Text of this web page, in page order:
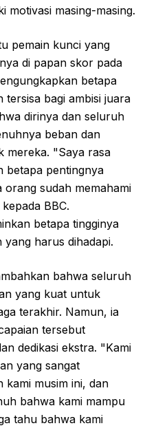
motivasi masing-masing.
pemain kunci yang
di papan skor pada
betapa
bagi ambisi juara
dirinya dan seluruh
beban dan
mereka. "Saya rasa
betapa pentingnya
orang sudah memahami
BBC.
betapa tingginya
yang harus dihadapi.
bahwa seluruh
yang kuat untuk
terakhir. Namun, ia
tersebut
dedikasi ekstra. "Kami
yang sangat
kami musim ini, dan
bahwa kami mampu
tahu bahwa kami